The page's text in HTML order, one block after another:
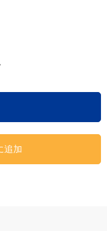
グなど
ック！
追加